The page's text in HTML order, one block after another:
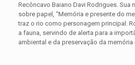
Recôncavo Baiano Davi Rodrigues. Sua
sobre papel, “Memória e presente do
traz o rio como personagem principal.
a fauna, servindo de alerta para a
ambiental e da preservação da memória